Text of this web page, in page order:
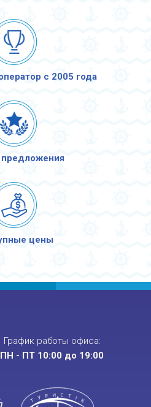
с 2005 года
цены
График работы офиса:
ПН - ПТ 10:00 до 19:00